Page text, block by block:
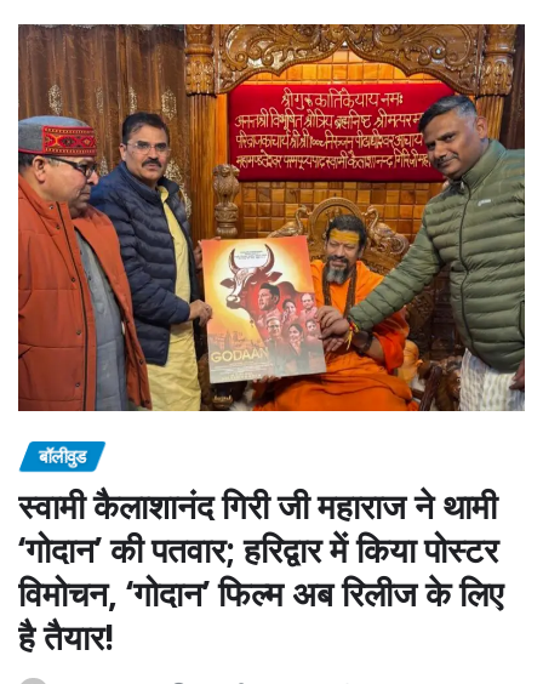
बॉलीवुड
स्वामी कैलाशानंद गिरी जी महाराज ने थामी
‘गोदान’ की पतवार; हरिद्वार में किया पोस्टर
विमोचन, ‘गोदान’ फिल्म अब रिलीज के लिए
है तैयार!